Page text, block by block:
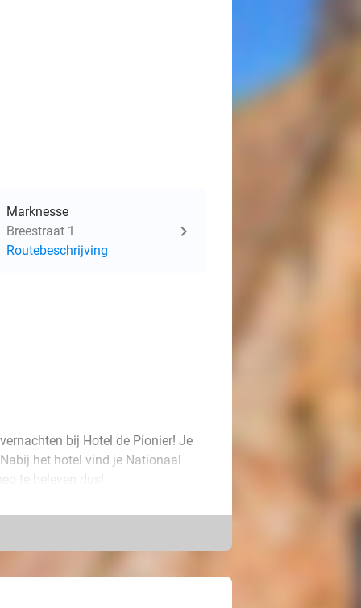
Marknesse
Breestraat 1
Routebeschrijving
bij Hotel de Pionier! Je
het hotel vind je Nationaal
te beleven dus!
is voorzien, zoals
eigen terras met een zitje. 's
zorgeloos overnachten? Vul
nog een fles bubbels.